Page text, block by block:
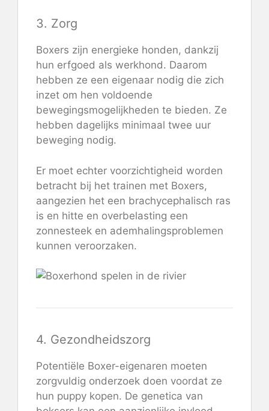
3. Zorg
Boxers zijn energieke honden, dankzij
hun erfgoed als werkhond. Daarom
hebben ze een eigenaar nodig die zich
inzet om hen voldoende
bewegingsmogelijkheden te bieden. Ze
hebben dagelijks minimaal twee uur
beweging nodig.
Er moet echter voorzichtigheid worden
betracht bij het trainen met Boxers,
aangezien het een brachycephalisch ras
is en hitte en overbelasting een
zonnesteek en ademhalingsproblemen
kunnen veroorzaken.
4. Gezondheidszorg
Potentiële Boxer-eigenaren moeten
zorgvuldig onderzoek doen voordat ze
hun puppy kopen. De genetica van